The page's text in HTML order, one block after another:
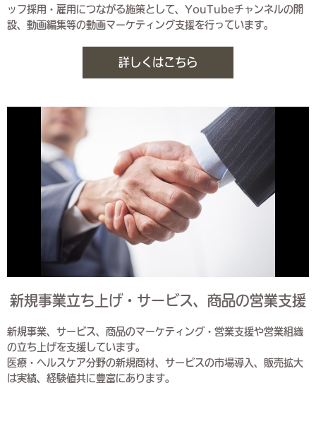
ッフ採用・雇用につながる施策として、YouTubeチャンネルの開
設、動画編集等の動画マーケティング支援を行っています。
詳しくはこちら
新規事業立ち上げ・サービス、商品の営業支援
新規事業、サービス、商品のマーケティング・営業支援や営業組織
の立ち上げを支援しています。
医療・ヘルスケア分野の新規商材、サービスの市場導入、販売拡大
は実績、経験値共に豊富にあります。